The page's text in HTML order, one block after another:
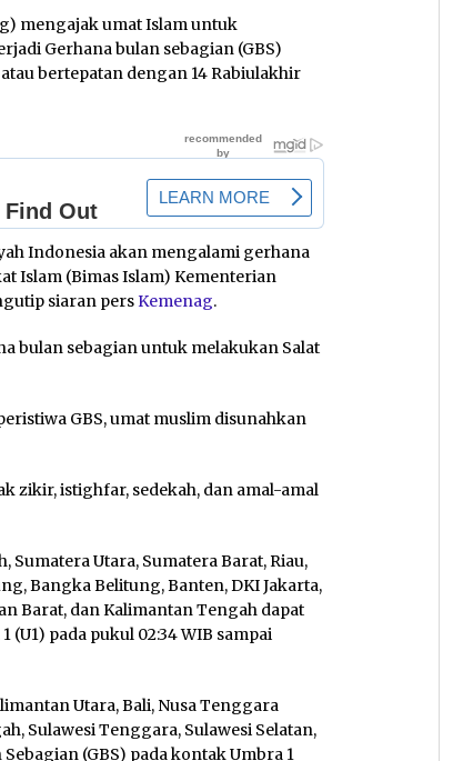
mengajak umat Islam untuk
Gerhana bulan sebagian (GBS)
bertepatan dengan 14 Rabiulakhir
Indonesia akan mengalami gerhana
Islam (Bimas Islam) Kementerian
siaran persKemenag.
bulan sebagian untuk melakukan Salat
GBS, umat muslim disunahkan
zikir, istighfar, sedekah, dan amal-amal
Sumatera Utara, Sumatera Barat, Riau,
Bangka Belitung, Banten, DKI Jakarta,
Barat, dan Kalimantan Tengah dapat
(U1) pada pukul 02:34 WIB sampai
Utara, Bali, Nusa Tenggara
Sulawesi Tenggara, Sulawesi Selatan,
(GBS) pada kontak Umbra 1